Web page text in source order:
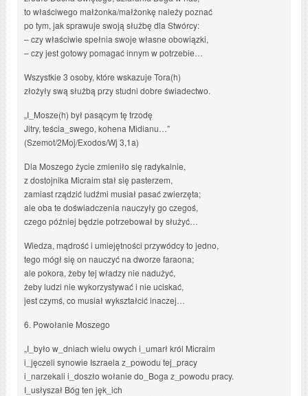
to właściwego małżonka/małżonkę należy poznać
po tym, jak sprawuje swoją służbę dla Stwórcy:
– czy właściwie spełnia swoje własne obowiązki,
– czy jest gotowy pomagać innym w potrzebie…
Wszystkie 3 osoby, które wskazuje Tora(h)
złożyły swą służbą przy studni dobre świadectwo.
„I_Mosze(h) był pasącym tę trzodę
Jitry, teścia_swego, kohena Midianu…”
(Szemot/2Moj/Exodos/Wj 3,1a)
Dla Moszego życie zmieniło się radykalnie,
z dostojnika Micraim stał się pasterzem,
zamiast rządzić ludźmi musiał pasać zwierzęta;
ale oba te doświadczenia nauczyły go czegoś,
czego później będzie potrzebował by służyć…
Wiedza, mądrość i umiejętności przywódcy to jedno,
tego mógł się on nauczyć na dworze faraona;
ale pokora, żeby tej władzy nie nadużyć,
żeby ludzi nie wykorzystywać i nie uciskać,
jest czymś, co musiał wykształcić inaczej…
6. Powołanie Moszego
„I_było w_dniach wielu owych i_umarł król Micraim
i_jęczeli synowie Iszraela z_powodu tej_pracy
i_narzekali i_doszło wołanie do_Boga z_powodu pracy.
I_usłyszał Bóg ten jęk_ich